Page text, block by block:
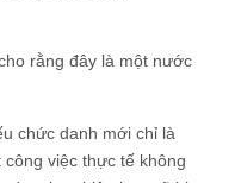
rằng đây là một nước
chức danh mới chỉ là
việc thực tế không